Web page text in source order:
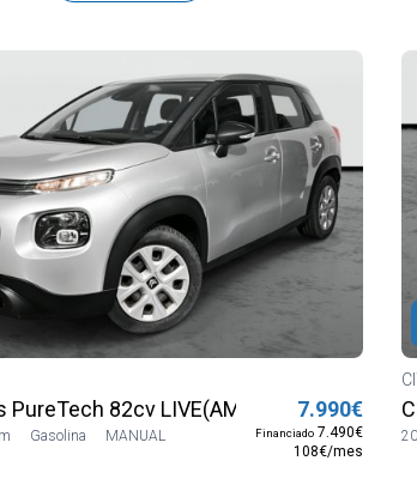
PureTech 82cv LIVE(AM20)
Gasolina MANUAL
7.990€
Financiado7.490€
108€/mes